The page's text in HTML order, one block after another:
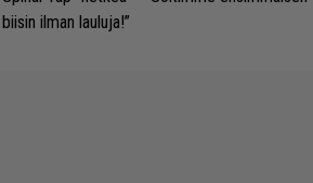
biisin ilman lauluja!”